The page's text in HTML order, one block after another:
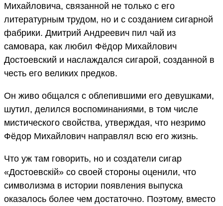
Михайловича, связанной не только с его
литературным трудом, но и с созданием сигарной
фабрики. Дмитрий Андреевич пил чай из
самовара, как любил Фёдор Михайлович
Достоевский и наслаждался сигарой, созданной в
честь его великих предков.
Он живо общался с облепившими его девушками,
шутил, делился воспоминаниями, в том числе
мистического свойства, утверждая, что незримо
Фёдор Михайлович направлял всю его жизнь.
Что уж там говорить, но и создатели сигар
«Достоевскiй» со своей стороны оценили, что
символизма в истории появления выпуска
оказалось более чем достаточно. Поэтому, вместо